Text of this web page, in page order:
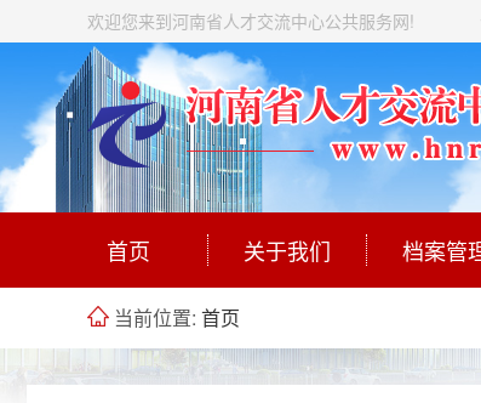
欢迎您来到河南省人才交流中心公共服务网!
首页 关于我们 档案管
当前位置: 首页